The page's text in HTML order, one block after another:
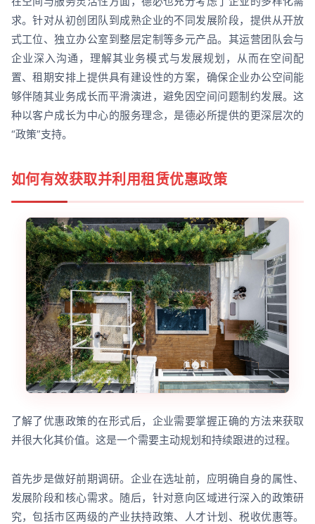
求。针对从初创团队到成熟企业的不同发展阶段，提供从开放
式工位、独立办公室到整层定制等多元产品。其运营团队会与
企业深入沟通，理解其业务模式与发展规划，从而在空间配
置、租期安排上提供具有建设性的方案，确保企业办公空间能
够伴随其业务成长而平滑演进，避免因空间问题制约发展。这
种以客户成长为中心的服务理念，是德必所提供的更深层次的
“政策”支持。
如何有效获取并利用租赁优惠政策
了解了优惠政策的在形式后，企业需要掌握正确的方法来获取
并很大化其价值。这是一个需要主动规划和持续跟进的过程。
首先步是做好前期调研。企业在选址前，应明确自身的属性、
发展阶段和核心需求。随后，针对意向区域进行深入的政策研
究，包括市区两级的产业扶持政策、人才计划、税收优惠等。